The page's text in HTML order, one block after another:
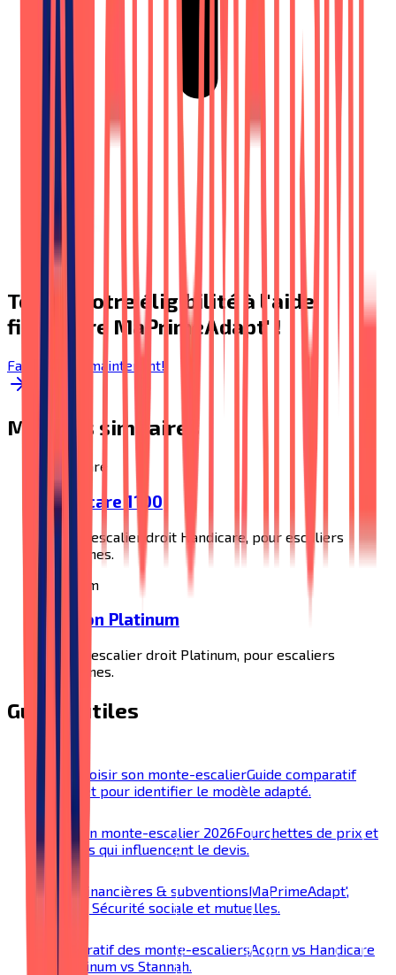
Testez votre éligibilité à l'aide
financière MaPrimeAdapt' !
Faire le test maintenant!
Modèles similaires
Handicare
Handicare 1100
Monte-escalier droit Handicare, pour escaliers
rectilignes.
Platinum
Horizon Platinum
Monte-escalier droit Platinum, pour escaliers
rectilignes.
Guides utiles
Bien choisir son monte-escalierGuide comparatif
complet pour identifier le modèle adapté.
Prix d'un monte-escalier 2026Fourchettes de prix et
facteurs qui influencent le devis.
Aides financières & subventionsMaPrimeAdapt',
SoliHA, Sécurité sociale et mutuelles.
Comparatif des monte-escaliersAcorn vs Handicare
vs Platinum vs Stannah.